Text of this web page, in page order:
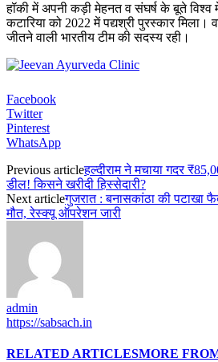
हॉकी में अपनी कड़ी मेहनत व संघर्ष के बूते विश्व
कटारिया को 2022 में पद्यश्री पुरस्कार मिला।
जीतने वाली भारतीय टीम की सदस्य रही।
Facebook
Twitter
Pinterest
WhatsApp
Previous articleहल्दीराम ने मचाया गदर
डील! किसने खरीदी हिस्सेदारी?
Next articleगुजरात : बनासकांठा की पटाखा
मौत, रेस्क्यू ऑपरेशन जारी
admin
https://sabsach.in
RELATED ARTICLESMORE